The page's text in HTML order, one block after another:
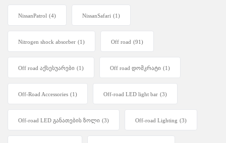
NissanPatrol (4) NissanSafari (1)
Nitrogen shock absorber (1) Off road (91)
Off road აქსესუარები (1) Off road დომკრატი (1)
Off-Road Accessories (1) Off-road LED light bar (3)
Off-road LED განათების ზოლი (3) Off-road Lighting (3)